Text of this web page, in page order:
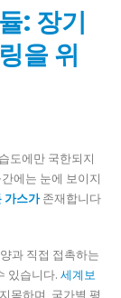
: 장기
을 위
도에만 국한되지
에는 눈에 보이지
가스가존재합니다
과 직접 접촉하는
있습니다. 세계보
목하며, 국가별 평